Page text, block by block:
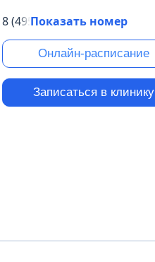
8 (495) 431-69-47
Показать номер
Онлайн-расписание
Записаться в клинику